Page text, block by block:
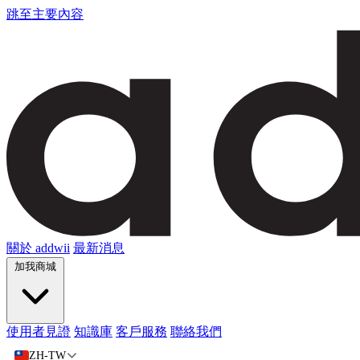
跳至主要內容
關於 addwii 最新消息
加我商城
使用者見證 知識庫 客戶服務 聯絡我們
ZH-TW